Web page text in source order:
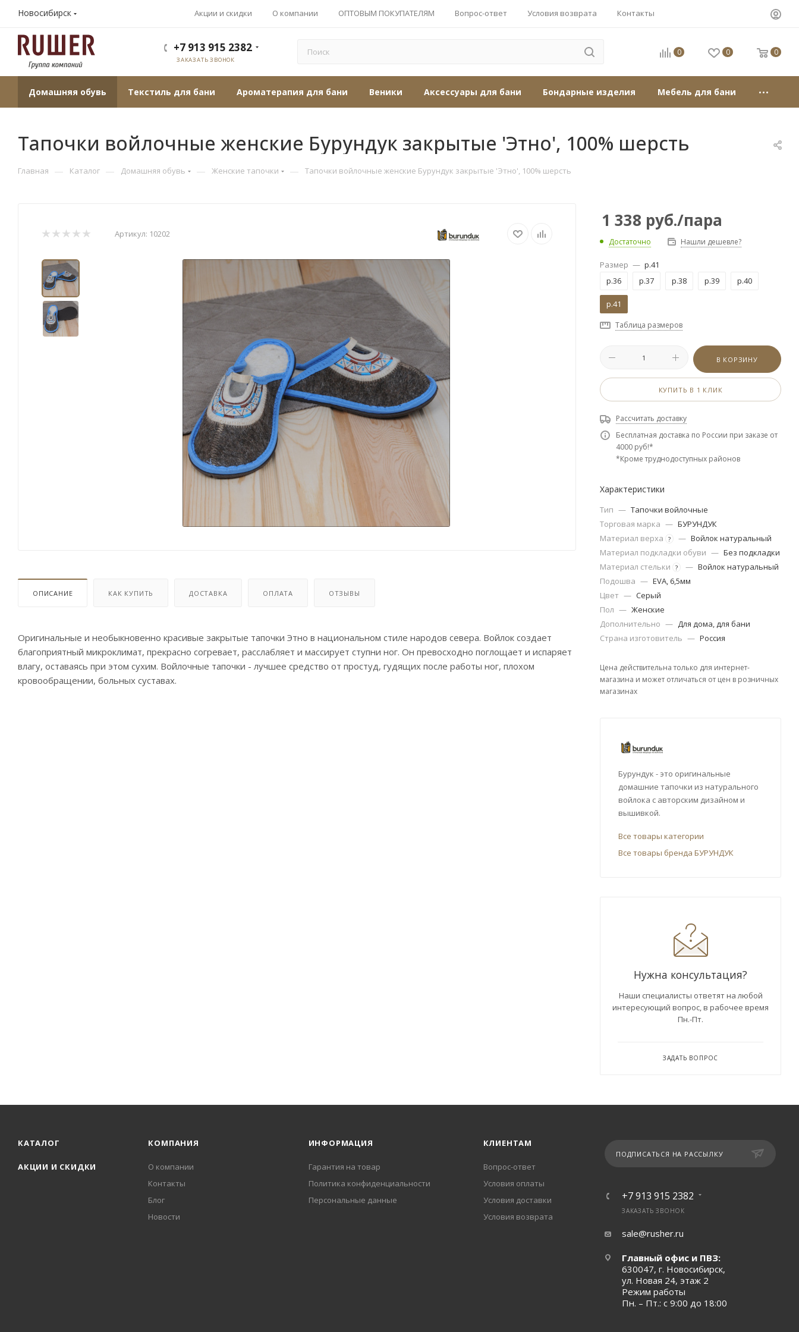
Новосибирск Акции и скидки О компании ОПТОВЫМ ПОКУПАТЕЛЯМ Вопрос-ответ Условия возврата Контакты
+7 913 915 2382
ЗАКАЗАТЬ ЗВОНОК
0 0 0
Домашняя обувь Текстиль для бани Ароматерапия для бани Веники Аксессуары для бани Бондарные изделия Мебель для бани
Тапочки войлочные женские Бурундук закрытые 'Этно', 100% шерсть
Главная — Каталог — Домашняя обувь — Женские тапочки — Тапочки войлочные женские Бурундук закрытые 'Этно', 100% шерсть
Артикул: 10202
ОПИСАНИЕ КАК КУПИТЬ ДОСТАВКА ОПЛАТА ОТЗЫВЫ
Оригинальные и необыкновенно красивые закрытые тапочки Этно в национальном стиле народов севера. Войлок создает
благоприятный микроклимат, прекрасно согревает, расслабляет и массирует ступни ног. Он превосходно поглощает и испаряет
влагу, оставаясь при этом сухим. Войлочные тапочки - лучшее средство от простуд, гудящих после работы ног, плохом
кровообращении, больных суставах.
1 338 руб./пара
Достаточно Нашли дешевле?
Размер — р.41
р.36
р.37 р.38 р.39 р.40
р.41
Таблица размеров
В КОРЗИНУ
КУПИТЬ В 1 КЛИК
Рассчитать доставку
Бесплатная доставка по России при заказе от
4000 руб!*
*Кроме труднодоступных районов
Характеристики
Тип — Тапочки войлочные
Торговая марка — БУРУНДУК
Материал верха ? — Войлок натуральный
Материал подкладки обуви — Без подкладки
Материал стельки ? — Войлок натуральный
Подошва — EVA, 6,5мм
Цвет — Серый
Пол — Женские
Дополнительно — Для дома, для бани
Страна изготовитель — Россия
Цена действительна только для интернет-
магазина и может отличаться от цен в розничных
магазинах
Бурундук - это оригинальные
домашние тапочки из натурального
войлока с авторским дизайном и
вышивкой.
Все товары категории
Все товары бренда БУРУНДУК
Нужна консультация?
Наши специалисты ответят на любой
интересующий вопрос, в рабочее время
Пн.-Пт.
ЗАДАТЬ ВОПРОС
КАТАЛОГ
АКЦИИ И СКИДКИ
КОМПАНИЯ
О компании
Контакты
Блог
Новости
ИНФОРМАЦИЯ
Гарантия на товар
Политика конфиденциальности
Персональные данные
КЛИЕНТАМ
Вопрос-ответ
Условия оплаты
Условия доставки
Условия возврата
ПОДПИСАТЬСЯ НА РАССЫЛКУ
+7 913 915 2382
ЗАКАЗАТЬ ЗВОНОК
sale@rusher.ru
Главный офис и ПВЗ:
630047, г. Новосибирск,
ул. Новая 24, этаж 2
Режим работы
Пн. – Пт.: с 9:00 до 18:00